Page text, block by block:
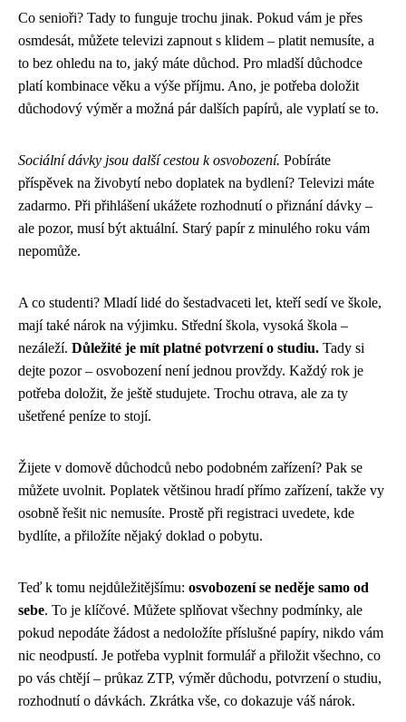
Co senioři? Tady to funguje trochu jinak. Pokud vám je přes
osmdesát, můžete televizi zapnout s klidem – platit nemusíte, a
to bez ohledu na to, jaký máte důchod. Pro mladší důchodce
platí kombinace věku a výše příjmu. Ano, je potřeba doložit
důchodový výměr a možná pár dalších papírů, ale vyplatí se to.
Sociální dávky jsou další cestou k osvobození. Pobíráte
příspěvek na živobytí nebo doplatek na bydlení? Televizi máte
zadarmo. Při přihlášení ukážete rozhodnutí o přiznání dávky –
ale pozor, musí být aktuální. Starý papír z minulého roku vám
nepomůže.
A co studenti? Mladí lidé do šestadvaceti let, kteří sedí ve škole,
mají také nárok na výjimku. Střední škola, vysoká škola –
nezáleží. Důležité je mít platné potvrzení o studiu. Tady si
dejte pozor – osvobození není jednou provždy. Každý rok je
potřeba doložit, že ještě studujete. Trochu otrava, ale za ty
ušetřené peníze to stojí.
Žijete v domově důchodců nebo podobném zařízení? Pak se
můžete uvolnit. Poplatek většinou hradí přímo zařízení, takže vy
osobně řešit nic nemusíte. Prostě při registraci uvedete, kde
bydlíte, a přiložíte nějaký doklad o pobytu.
Teď k tomu nejdůležitějšímu: osvobození se neděje samo od
sebe. To je klíčové. Můžete splňovat všechny podmínky, ale
pokud nepodáte žádost a nedoložíte příslušné papíry, nikdo vám
nic neodpustí. Je potřeba vyplnit formulář a přiložit všechno, co
po vás chtějí – průkaz ZTP, výměr důchodu, potvrzení o studiu,
rozhodnutí o dávkách. Zkrátka vše, co dokazuje váš nárok.